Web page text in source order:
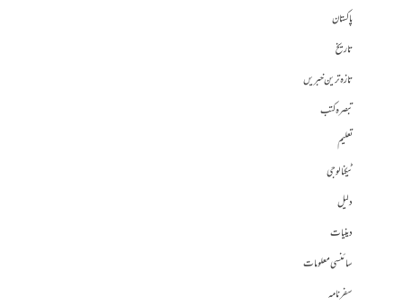
پاکستان
تاریخ
تازہ ترین خبریں
تبصرہ کتب
تعلیم
ٹیکنالوجی
دلیل
دینیات
سائنسی معلومات
سفرنامہ